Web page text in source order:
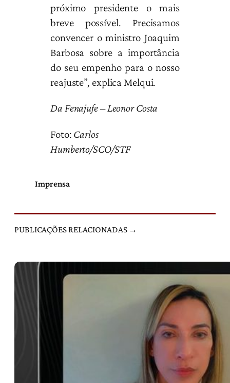
próximo presidente o mais
breve possível. Precisamos
convencer o ministro Joaquim
Barbosa sobre a importância
do seu empenho para o nosso
reajuste”, explica Melqui.
Da Fenajufe – Leonor Costa
Foto: Carlos
Humberto/SCO/STF
Imprensa
PUBLICAÇÕES RELACIONADAS →